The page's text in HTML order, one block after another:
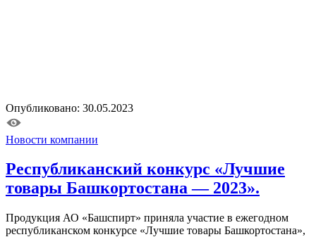
Опубликовано: 30.05.2023
Новости компании
Республиканский конкурс «Лучшие
товары Башкортостана — 2023».
Продукция АО «Башспирт» приняла участие в ежегодном
республиканском конкурсе «Лучшие товары Башкортостана»,